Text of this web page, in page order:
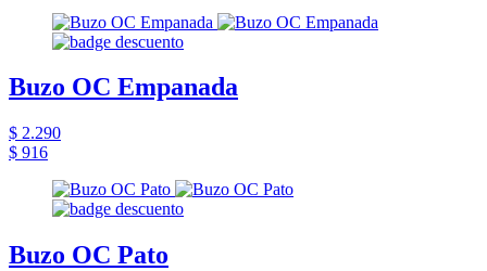
Buzo OC Empanada
$ 2.290
$ 916
Buzo OC Pato